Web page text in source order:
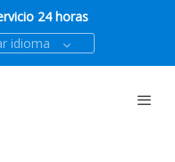
24 horas
idioma